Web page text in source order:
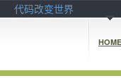
代码改变世界
HOME